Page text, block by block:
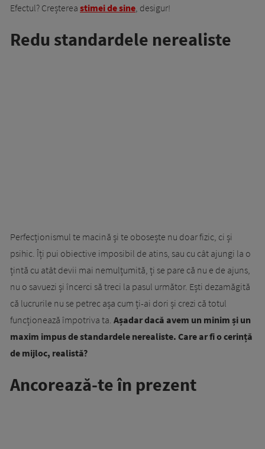
Efectul? Creșterea stimei de sine , desigur!
Redu standardele nerealiste
Perfecționismul te macină și te obosește nu doar fizic, ci și
psihic. Îți pui obiective imposibil de atins, sau cu cât ajungi la o
țintă cu atât devii mai nemulțumită, ți se pare că nu e de ajuns,
nu o savuezi și încerci să treci la pasul următor. Ești dezamăgită
că lucrurile nu se petrec așa cum ți-ai dori și crezi că totul
funcționează împotriva ta. Așadar dacă avem un minim și un
maxim impus de standardele nerealiste. Care ar fi o cerință
de mijloc, realistă?
Ancorează-te în prezent